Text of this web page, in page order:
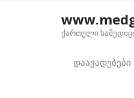
ქართული
დაავადებები